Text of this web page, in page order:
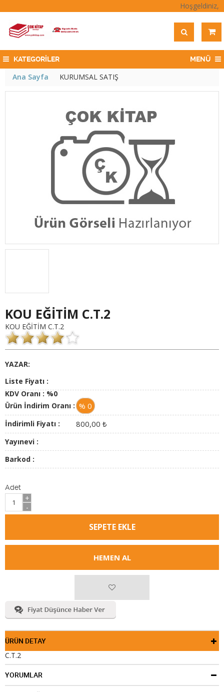
Hoşgeldiniz,
KATEGORİLER MENÜ
Ana Sayfa KURUMSAL SATIŞ
KOU EĞİTİM C.T.2
KOU EĞİTİM C.T.2
YAZAR:
Liste Fiyatı :
KDV Oranı :%0
Ürün İndirim Oranı : % 0
İndirimli Fiyatı : 800,00 ₺
Yayınevi :
Barkod :
Adet
+
-
HEMEN AL
ÜRÜN DETAY
C.T.2
YORUMLAR